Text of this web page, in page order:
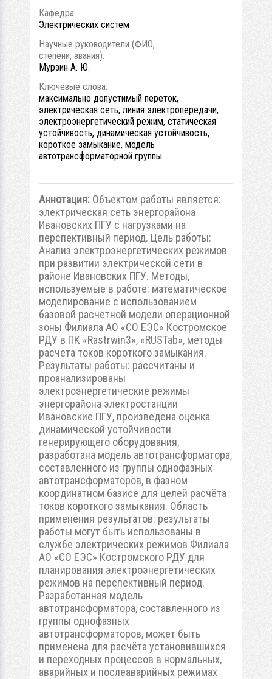
Кафедра:
Электрических систем
Научные руководители (ФИО,
степени, звания):
Мурзин А. Ю.
Ключевые слова:
максимально допустимый переток,
электрическая сеть, линия электропередачи,
электроэнергетический режим, статическая
устойчивость, динамическая устойчивость,
короткое замыкание, модель
автотрансформаторной группы
Аннотация: Объектом работы является:
электрическая сеть энергорайона
Ивановских ПГУ с нагрузками на
перспективный период. Цель работы:
Анализ электроэнергетических режимов
при развитии электрической сети в
районе Ивановских ПГУ. Методы,
используемые в работе: математическое
моделирование с использованием
базовой расчетной модели операционной
зоны Филиала АО «СО ЕЭС» Костромское
РДУ в ПК «Rastrwin3», «RUSTab», методы
расчета токов короткого замыкания.
Результаты работы: рассчитаны и
проанализированы
электроэнергетические режимы
энергорайона электростанции
Ивановские ПГУ, произведена оценка
динамической устойчивости
генерирующего оборудования,
разработана модель автотрансформатора,
составленного из группы однофазных
автотрансформаторов, в фазном
координатном базисе для целей расчёта
токов короткого замыкания. Область
применения результатов: результаты
работы могут быть использованы в
службе электрических режимов Филиала
АО «СО ЕЭС» Костромского РДУ для
планирования электроэнергетических
режимов на перспективный период.
Разработанная модель
автотрансформатора, составленного из
группы однофазных
автотрансформаторов, может быть
применена для расчёта установившихся
и переходных процессов в нормальных,
аварийных и послеаварийных режимах